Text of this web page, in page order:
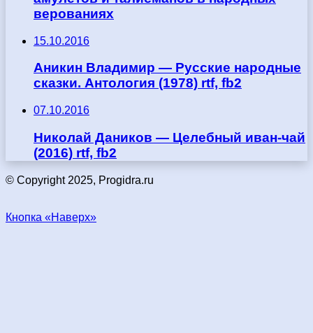
верованиях
15.10.2016
Аникин Владимир — Русские народные
сказки. Антология (1978) rtf, fb2
07.10.2016
Николай Даников — Целебный иван-чай
(2016) rtf, fb2
© Copyright 2025, Progidra.ru
Кнопка «Наверх»